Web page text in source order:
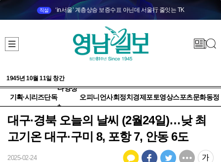
직설 ‘in서울’ 계층상승 보증수표 아닌데 서울行 줄잇는 TK
1945년 10월 11일 창간
기획·시리즈단독
다양성
+
오피니언사회정치 경제 포토영상스포츠문화동정
대구·경북 오늘의 날씨 (2월24일)…낮 최
고기온 대구·구미 8, 포항 7, 안동 6도
2025-02-24